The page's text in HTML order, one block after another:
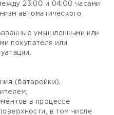
23:00 и 04:00 часами
автоматического
умышленными или
покупателя или
(батарейки),
в процессе
в том числе